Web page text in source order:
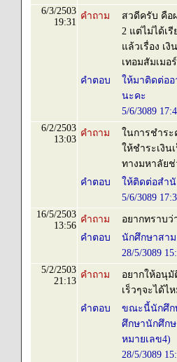
6/3/2503
19:31
คำถาม
สวดีครับ คือ
2 แต่ไม่ได้เ
แล้วเรื่อง เ
เทอมสัมเมอ
คำตอบ
ให้มาติดต่ออ
นะคะ
5/6/3089
6/2/2503
13:03
คำถาม
ในการชำระ
ให้ชำระเงิน
ทางมหาลัย
คำตอบ
ให้ติดต่อสำ
5/6/3089
16/5/2503
13:56
คำถาม
อยากทราบว่
คำตอบ
นักศึกษาสาม
28/5/3089
5/2/2503
21:13
คำถาม
อยากให้อนุมั
เร็วๆจะได้ไ
คำตอบ
ขณะนี้นักศึก
ศึกษานักศึก
หมายเลข4)
28/5/3089